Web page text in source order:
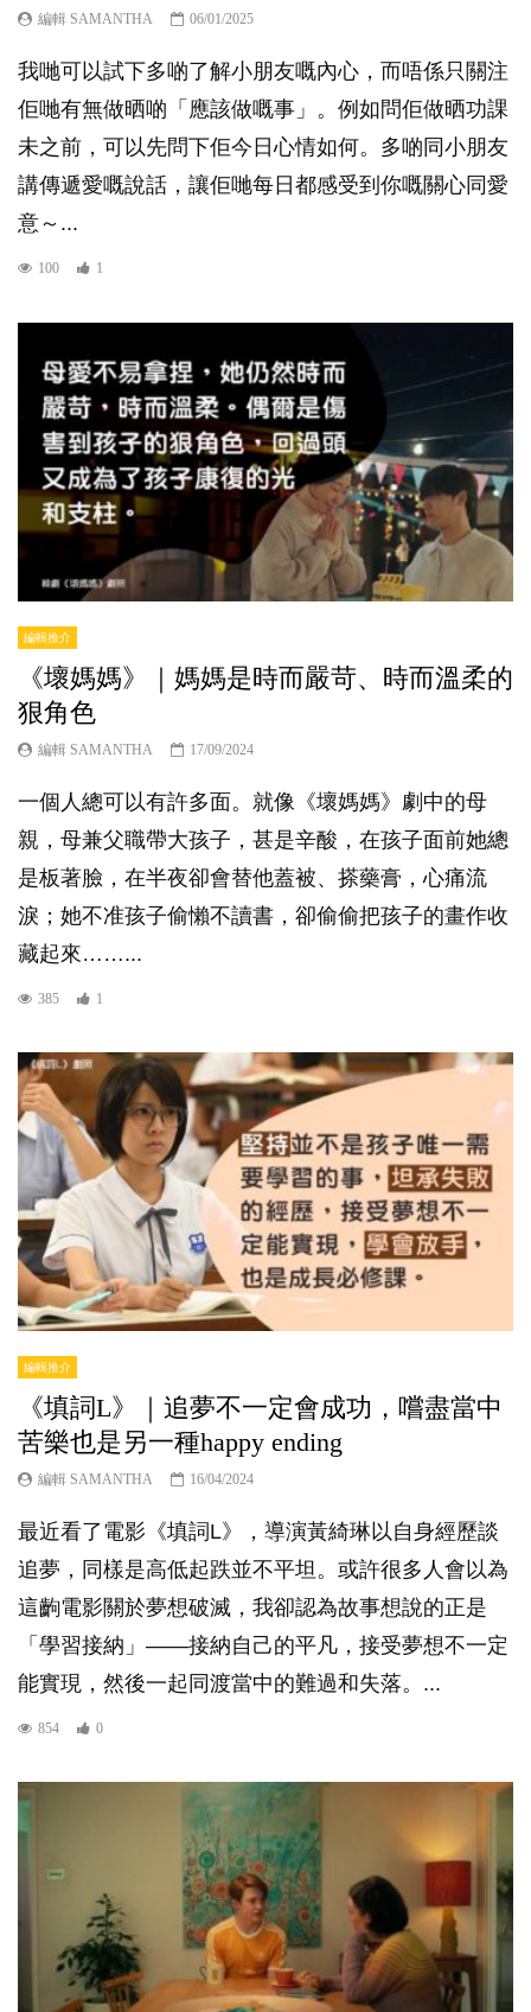
編輯 SAMANTHA 06/01/2025
我哋可以試下多啲了解小朋友嘅內心，而唔係只關注
佢哋有無做晒啲「應該做嘅事」。例如問佢做晒功課
未之前，可以先問下佢今日心情如何。多啲同小朋友
講傳遞愛嘅說話，讓佢哋每日都感受到你嘅關心同愛
意～...
100 1
編輯推介
《壞媽媽》｜媽媽是時而嚴苛、時而溫柔的
狠角色
編輯 SAMANTHA 17/09/2024
一個人總可以有許多面。就像《壞媽媽》劇中的母
親，母兼父職帶大孩子，甚是辛酸，在孩子面前她總
是板著臉，在半夜卻會替他蓋被、搽藥膏，心痛流
淚；她不准孩子偷懶不讀書，卻偷偷把孩子的畫作收
藏起來……...
385 1
編輯推介
《填詞L》｜追夢不一定會成功，嚐盡當中
苦樂也是另一種happy ending
編輯 SAMANTHA 16/04/2024
最近看了電影《填詞L》，導演黃綺琳以自身經歷談
追夢，同樣是高低起跌並不平坦。或許很多人會以為
這齣電影關於夢想破滅，我卻認為故事想說的正是
「學習接納」——接納自己的平凡，接受夢想不一定
能實現，然後一起同渡當中的難過和失落。...
854 0